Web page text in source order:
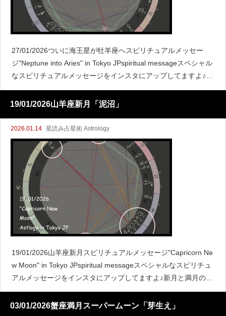
27/01/2026ついに海王星が牡羊座へスピリチュアルメッセー
ジ"Neptune into Aries" in Tokyo JPspiritual messageスペシャル
なスピリチュアルメッセージをインスタにアップしてますよ♪約
165年
19/01/2026山羊座新月「泥沼」
2026.01.14 星読み占星術 Astrology
19/01/2026山羊座新月スピリチュアルメッセージ"Capricorn Ne
w Moon" in Tokyo JPspiritual messageスペシャルなスピリチュ
アルメッセージをインスタにアップしてますよ♪新月と満月の関
係こ
03/01/2026蟹座満月スーパームーン「芽生え」